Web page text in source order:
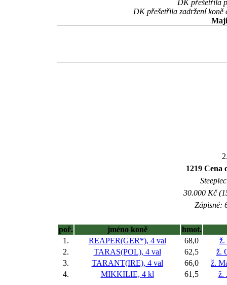
DK přešetřila
DK přešetřila zadržení koně
1219
30.000 Kč
Zápisné:
poř. jméno koně
hmot.
1.
REAPER(GER*), 4 val 68,0
ž.
2.
TARAS(POL), 4 val 62,5
ž.
3.
TARANT(IRE), 4 val 66,0
ž.
4.
MIKKILIE, 4 kl 61,5
ž.